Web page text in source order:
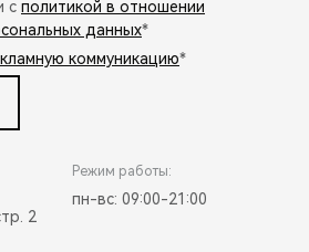
с политикой в отношении
данных*
коммуникацию*
2
Режим работы:
пн-вс: 09:00-21:00